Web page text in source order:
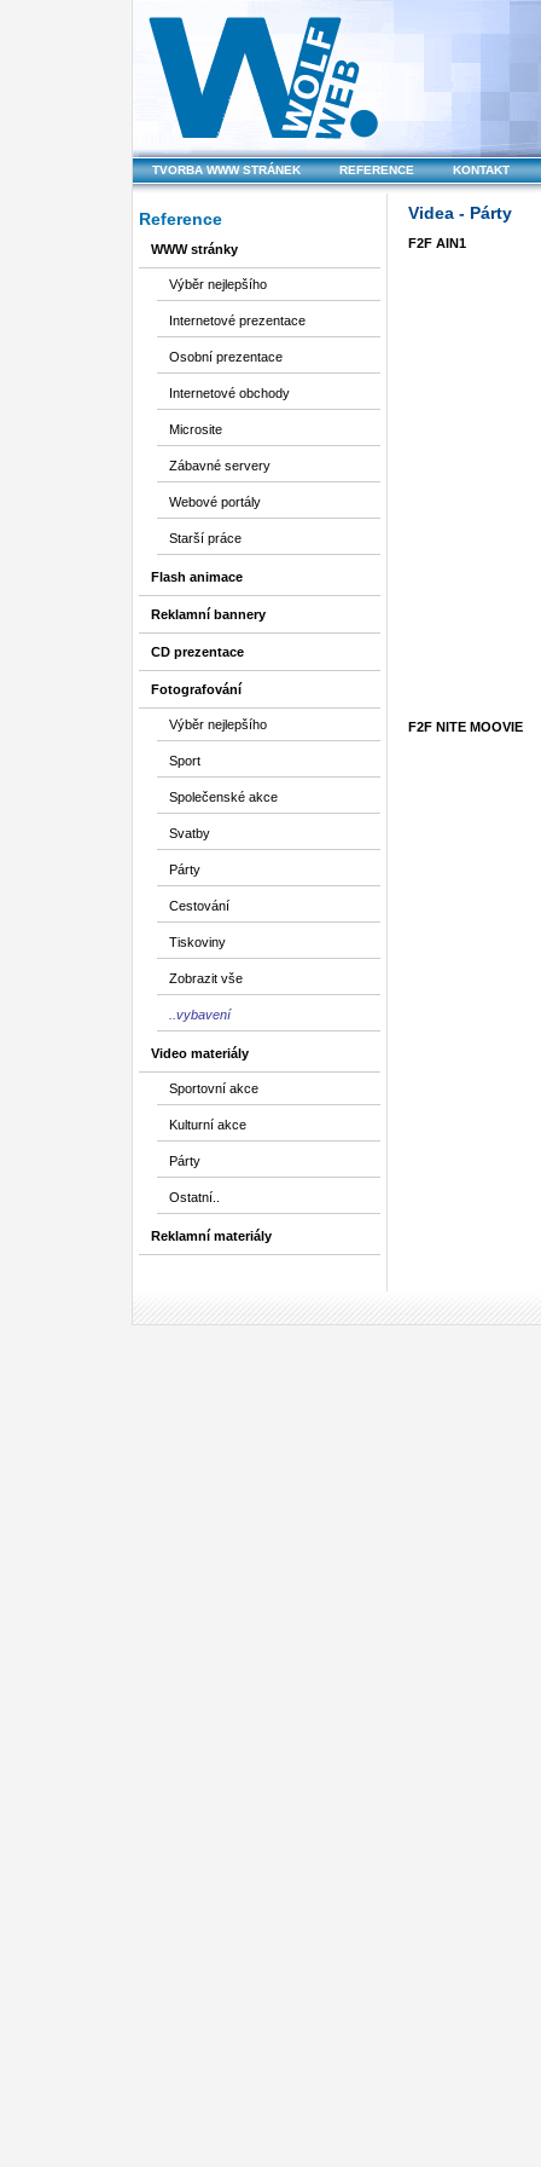
TVORBA WWW STRÁNEK REFERENCE KONTAKT
Videa - Párty
F2F AIN1
F2F NITE MOOVIE
Reference
WWW stránky
Výběr nejlepšího
Internetové prezentace
Osobní prezentace
Internetové obchody
Microsite
Zábavné servery
Webové portály
Starší práce
Flash animace
Reklamní bannery
CD prezentace
Fotografování
Výběr nejlepšího
Sport
Společenské akce
Svatby
Párty
Cestování
Tiskoviny
Zobrazit vše
..vybavení
Video materiály
Sportovní akce
Kulturní akce
Párty
Ostatní..
Reklamní materiály